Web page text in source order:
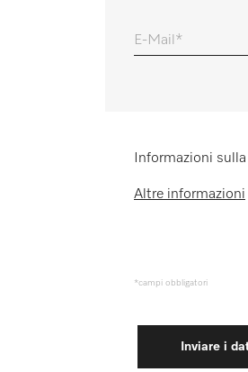
E-Mail
Informazioni
Altre informazioni
*campi obbligatori